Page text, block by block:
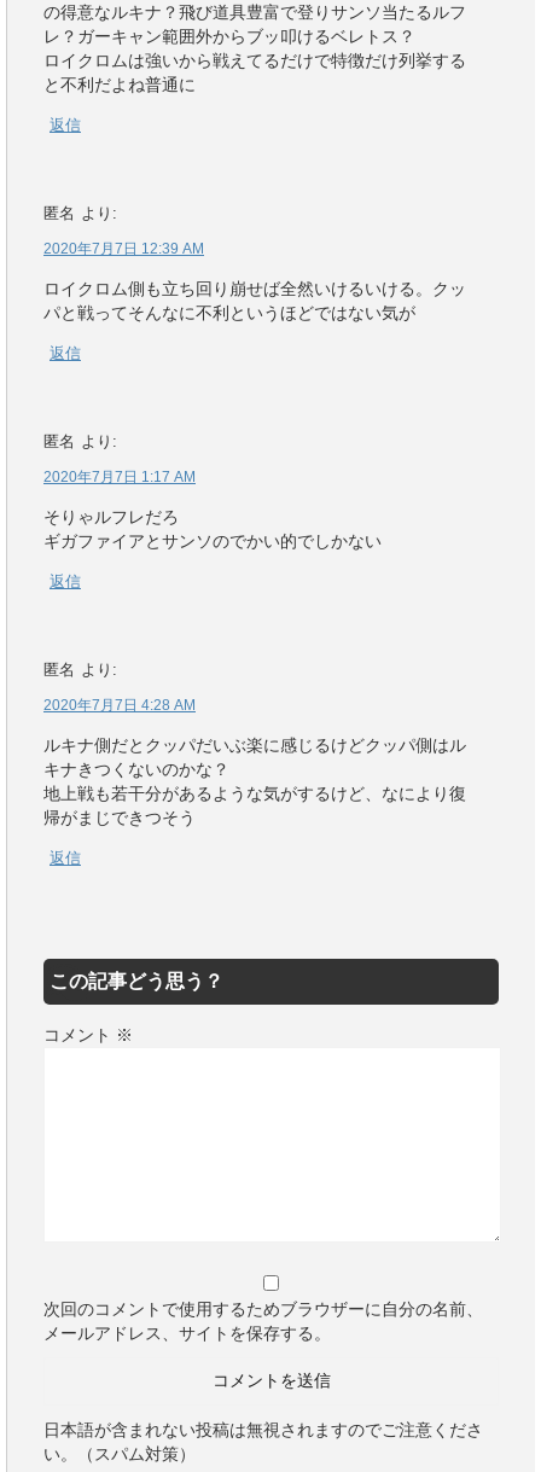
の得意なルキナ？飛び道具豊富で登りサンソ当たるルフ
レ？ガーキャン範囲外からブッ叩けるベレトス？
ロイクロムは強いから戦えてるだけで特徴だけ列挙する
と不利だよね普通に
返信
匿名 より:
2020年7月7日 12:39 AM
ロイクロム側も立ち回り崩せば全然いけるいける。クッ
パと戦ってそんなに不利というほどではない気が
返信
匿名 より:
2020年7月7日 1:17 AM
そりゃルフレだろ
ギガファイアとサンソのでかい的でしかない
返信
匿名 より:
2020年7月7日 4:28 AM
ルキナ側だとクッパだいぶ楽に感じるけどクッパ側はル
キナきつくないのかな？
地上戦も若干分があるような気がするけど、なにより復
帰がまじできつそう
返信
この記事どう思う？
コメント ※
次回のコメントで使用するためブラウザーに自分の名前、
メールアドレス、サイトを保存する。
日本語が含まれない投稿は無視されますのでご注意くださ
い。（スパム対策）